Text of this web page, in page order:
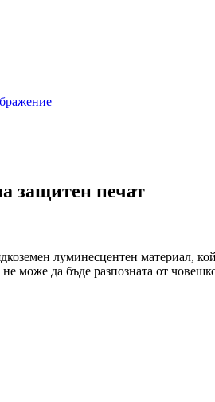
защитен печат
луминесцентен материал,
може да бъде разпозната от